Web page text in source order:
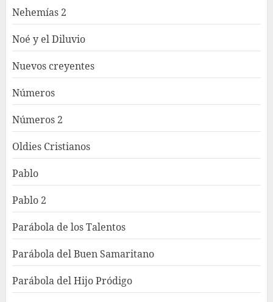
Nehemías 2
Noé y el Diluvio
Nuevos creyentes
Números
Números 2
Oldies Cristianos
Pablo
Pablo 2
Parábola de los Talentos
Parábola del Buen Samaritano
Parábola del Hijo Pródigo